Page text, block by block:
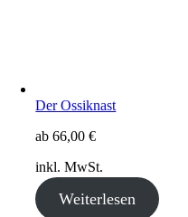
Der Ossiknast
ab66,00€
inkl. MwSt.
Weiterlesen